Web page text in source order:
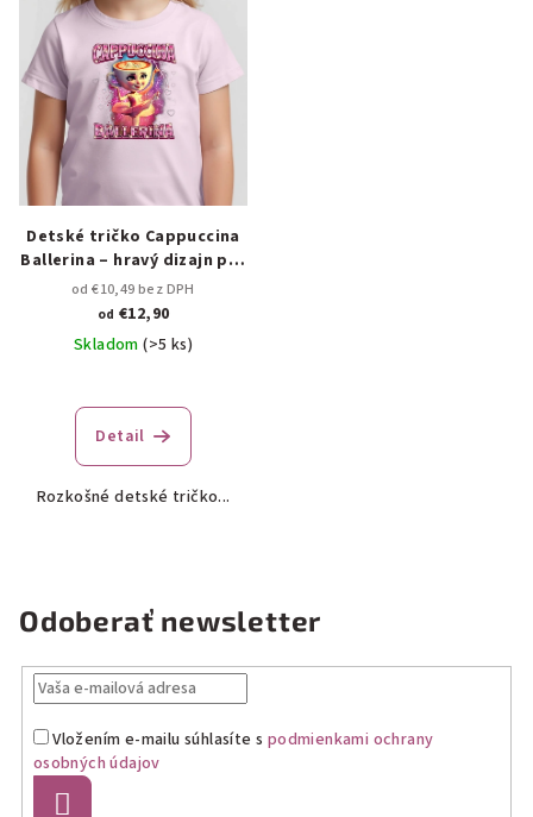
Detské tričko Cappuccina
Ballerina – hravý dizajn pre
malých snílkov 🩰☕
od €10,49 bez DPH
od €12,90
Skladom(>5 ks)
Detail
Rozkošné detské tričko...
Odoberať newsletter
Vložením e-mailu súhlasíte s podmienkami ochrany
osobných údajov